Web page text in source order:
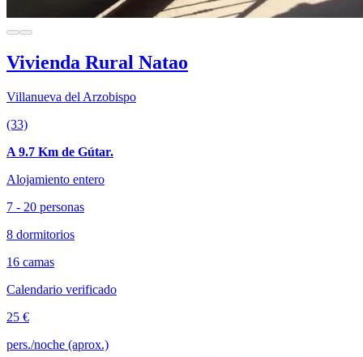
Vivienda Rural Natao
Villanueva del Arzobispo
(33)
A 9.7 Km de Gútar.
Alojamiento entero
7 - 20 personas
8 dormitorios
16 camas
Calendario verificado
25 €
pers./noche (aprox.)